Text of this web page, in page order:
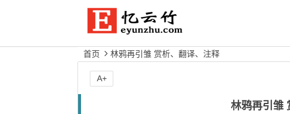
首页 林鸦再引雏 赏析、翻译、注释
林鸦再引雏
A+